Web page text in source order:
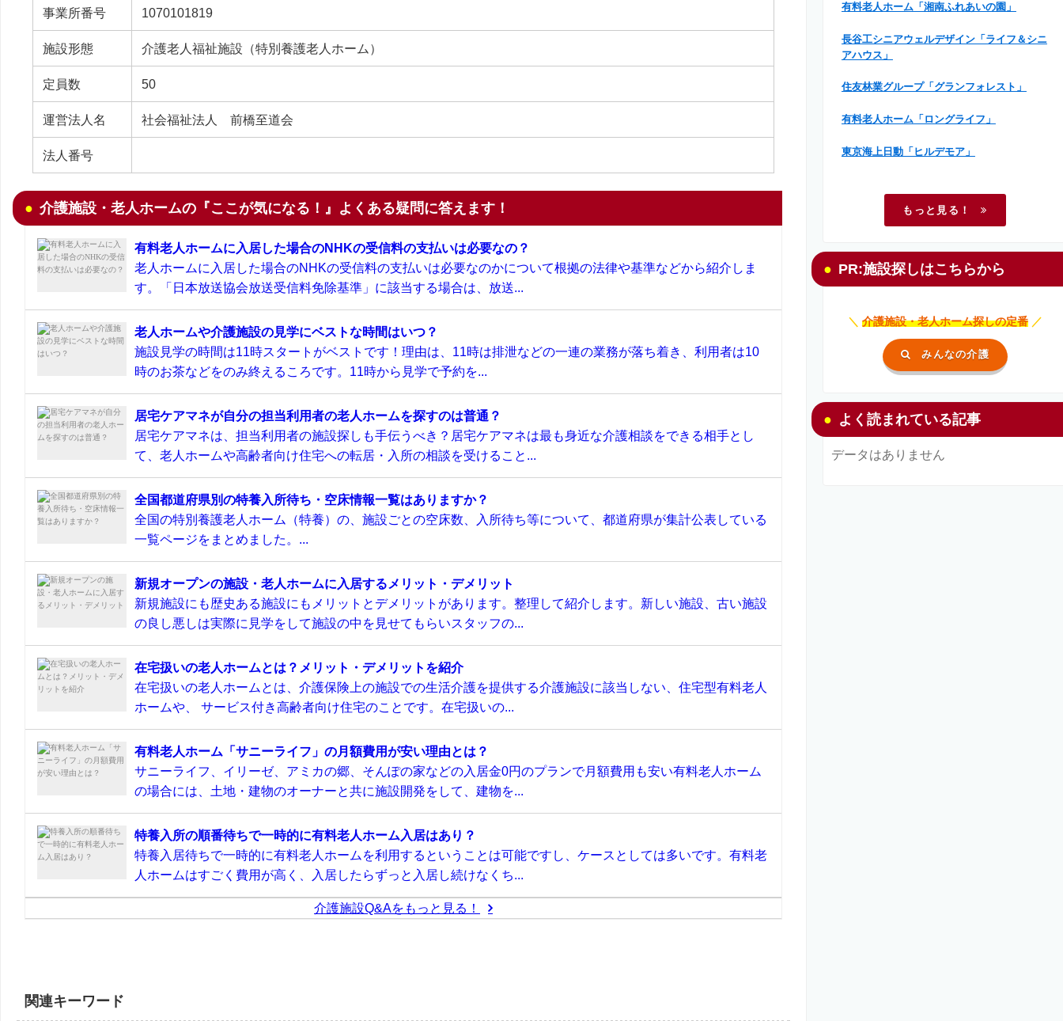
事業所番号 1070101819
施設形態 介護老人福祉施設（特別養護老人ホーム）
定員数 50
運営法人名 社会福祉法人 前橋至道会
法人番号
介護施設・老人ホームの『ここが気になる！』よくある疑問に答えます！
有料老人ホームに入居した場合のNHKの受信料の支払いは必要なの？
老人ホームに入居した場合のNHKの受信料の支払いは必要なのかについて根拠の法律や基準などから紹介しま
す。「日本放送協会放送受信料免除基準」に該当する場合は、放送...
老人ホームや介護施設の見学にベストな時間はいつ？
施設見学の時間は11時スタートがベストです！理由は、11時は排泄などの一連の業務が落ち着き、利用者は10
時のお茶などをのみ終えるころです。11時から見学で予約を...
居宅ケアマネが自分の担当利用者の老人ホームを探すのは普通？
居宅ケアマネは、担当利用者の施設探しも手伝うべき？居宅ケアマネは最も身近な介護相談をできる相手とし
て、老人ホームや高齢者向け住宅への転居・入所の相談を受けること...
全国都道府県別の特養入所待ち・空床情報一覧はありますか？
全国の特別養護老人ホーム（特養）の、施設ごとの空床数、入所待ち等について、都道府県が集計公表している
一覧ページをまとめました。...
新規オープンの施設・老人ホームに入居するメリット・デメリット
新規施設にも歴史ある施設にもメリットとデメリットがあります。整理して紹介します。新しい施設、古い施設
の良し悪しは実際に見学をして施設の中を見せてもらいスタッフの...
在宅扱いの老人ホームとは？メリット・デメリットを紹介
在宅扱いの老人ホームとは、介護保険上の施設での生活介護を提供する介護施設に該当しない、住宅型有料老人
ホームや、 サービス付き高齢者向け住宅のことです。在宅扱いの...
有料老人ホーム「サニーライフ」の月額費用が安い理由とは？
サニーライフ、イリーゼ、アミカの郷、そんぽの家などの入居金0円のプランで月額費用も安い有料老人ホーム
の場合には、土地・建物のオーナーと共に施設開発をして、建物を...
特養入所の順番待ちで一時的に有料老人ホーム入居はあり？
特養入居待ちで一時的に有料老人ホームを利用するということは可能ですし、ケースとしては多いです。有料老
人ホームはすごく費用が高く、入居したらずっと入居し続けなくち...
介護施設Q&Aをもっと見る！
関連キーワード
有料老人ホーム「湘南ふれあいの園」
長谷工シニアウェルデザイン「ライフ＆シニ
アハウス」
住友林業グループ「グランフォレスト」
有料老人ホーム「ロングライフ」
東京海上日動「ヒルデモア」
もっと見る！
PR:施設探しはこちらから
＼ 介護施設・老人ホーム探しの定番 ／
みんなの介護
よく読まれている記事
データはありません